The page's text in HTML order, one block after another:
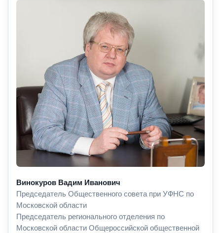
Винокуров Вадим Иванович
Председатель Общественного совета при УФНС по
Московской области
Председатель регионального отделения по
Московской области Общероссийской общественной